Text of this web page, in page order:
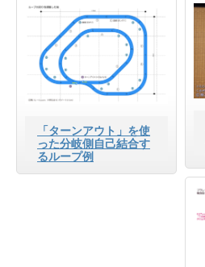
「ターンアウト」を使
った分岐側自己結合す
るループ例